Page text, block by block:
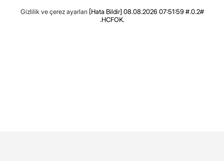
Gizlilik ve çerez ayarları [Hata Bildir] 08.08.2026 07:51:59 #.0.2#
.HCFOK.